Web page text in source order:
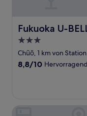
Fukuoka U-
Fukuoka U-BELL
3.0-
Sterne-
Unterkunft
Chūō, 1 km von
8.8
Bewertungen)
8,8/10 Hervorragend